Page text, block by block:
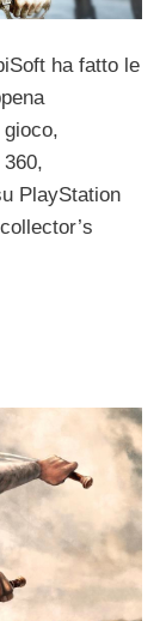
ha fatto le
PlayStation